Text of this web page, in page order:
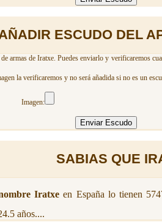
ESCUDO DEL
armas de Iratxe. Puedes enviarlo y verificaremos
la verificaremos y no será añadida si no es un
Imagen:
SABIAS QUE
Iratxe en España lo tienen
años....